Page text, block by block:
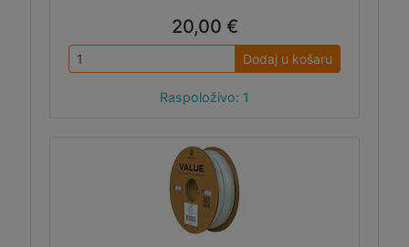
20,00 €
Dodaj u košaru
Raspoloživo: 1